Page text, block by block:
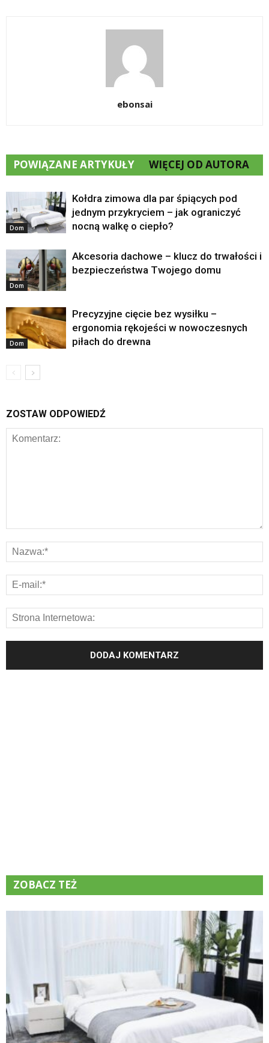
ebonsai
POWIĄZANE ARTYKUŁY WIĘCEJ OD AUTORA
Dom
Kołdra zimowa dla par śpiących pod
jednym przykryciem – jak ograniczyć
nocną walkę o ciepło?
Dom
Akcesoria dachowe – klucz do trwałości i
bezpieczeństwa Twojego domu
Dom
Precyzyjne cięcie bez wysiłku –
ergonomia rękojeści w nowoczesnych
piłach do drewna
ZOSTAW ODPOWIEDŹ
ZOBACZ TEŻ